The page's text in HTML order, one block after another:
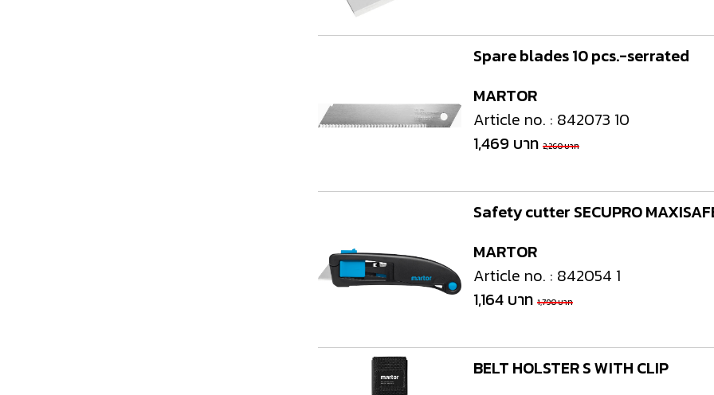
MARTOR
Spare blades 10 pcs.-serrated
Article no. : 842073 10
1,469 บาท 2,260 บาท
MARTOR
Safety cutter SECUPRO
Article no. : 842054 1
1,164 บาท 1,790 บาท
BELT HOLSTER S WITH CLIP